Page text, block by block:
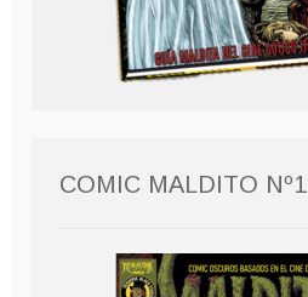
COMIC MALDITO Nº1